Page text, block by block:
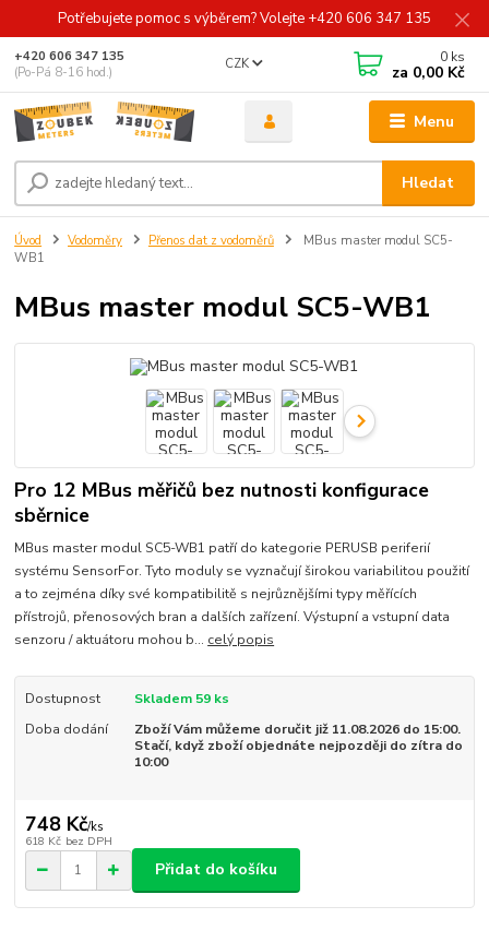
Potřebujete pomoc s výběrem? Volejte +420 606 347 135
Menu
CZK
Hledat
+420 606 347 135
(Po-Pá 8-16 hod.)
0 ks
za 0,00 Kč
Úvod Vodoměry Přenos dat z vodoměrů
MBus master modul SC5-
WB1
MBus master modul SC5-WB1
Pro 12 MBus měřičů bez nutnosti konfigurace
sběrnice
MBus master modul SC5-WB1 patří do kategorie PERUSB periferií
systému SensorFor. Tyto moduly se vyznačují širokou variabilitou použití
a to zejména díky své kompatibilitě s nejrůznějšími typy měřících
přístrojů, přenosových bran a dalších zařízení. Výstupní a vstupní data
senzoru / aktuátoru mohou b... celý popis
Dostupnost
Skladem 59 ks
Doba dodání
Zboží Vám můžeme doručit již 11.08.2026 do 15:00.
Stačí, když zboží objednáte nejpozději do zítra do
10:00
748 Kč/ks
618 Kč bez DPH
Přidat do košíku